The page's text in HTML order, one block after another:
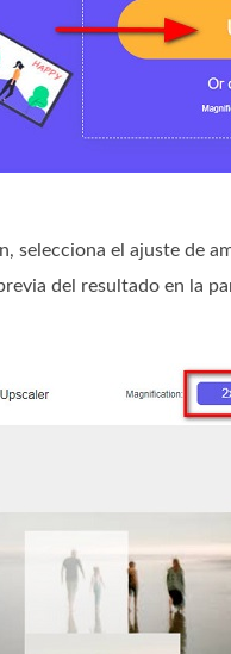
selecciona el ajuste de
del resultado en la